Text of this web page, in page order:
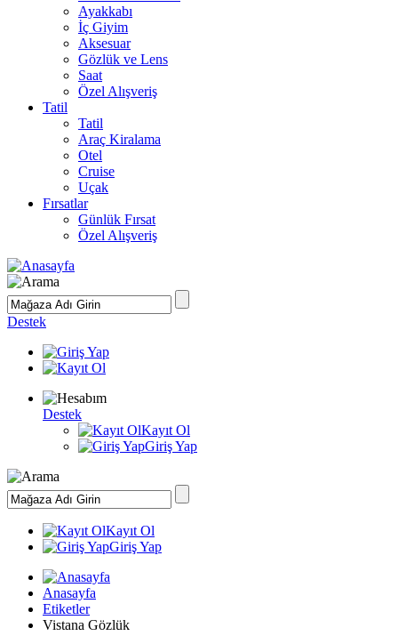
Ayakkabı
İç Giyim
Aksesuar
Gözlük ve Lens
Saat
Özel Alışveriş
Tatil
Tatil
Araç Kiralama
Otel
Cruise
Uçak
Fırsatlar
Günlük Fırsat
Özel Alışveriş
Destek
Destek
Kayıt Ol
Giriş Yap
Kayıt Ol
Giriş Yap
Anasayfa
Etiketler
Vistana Gözlük